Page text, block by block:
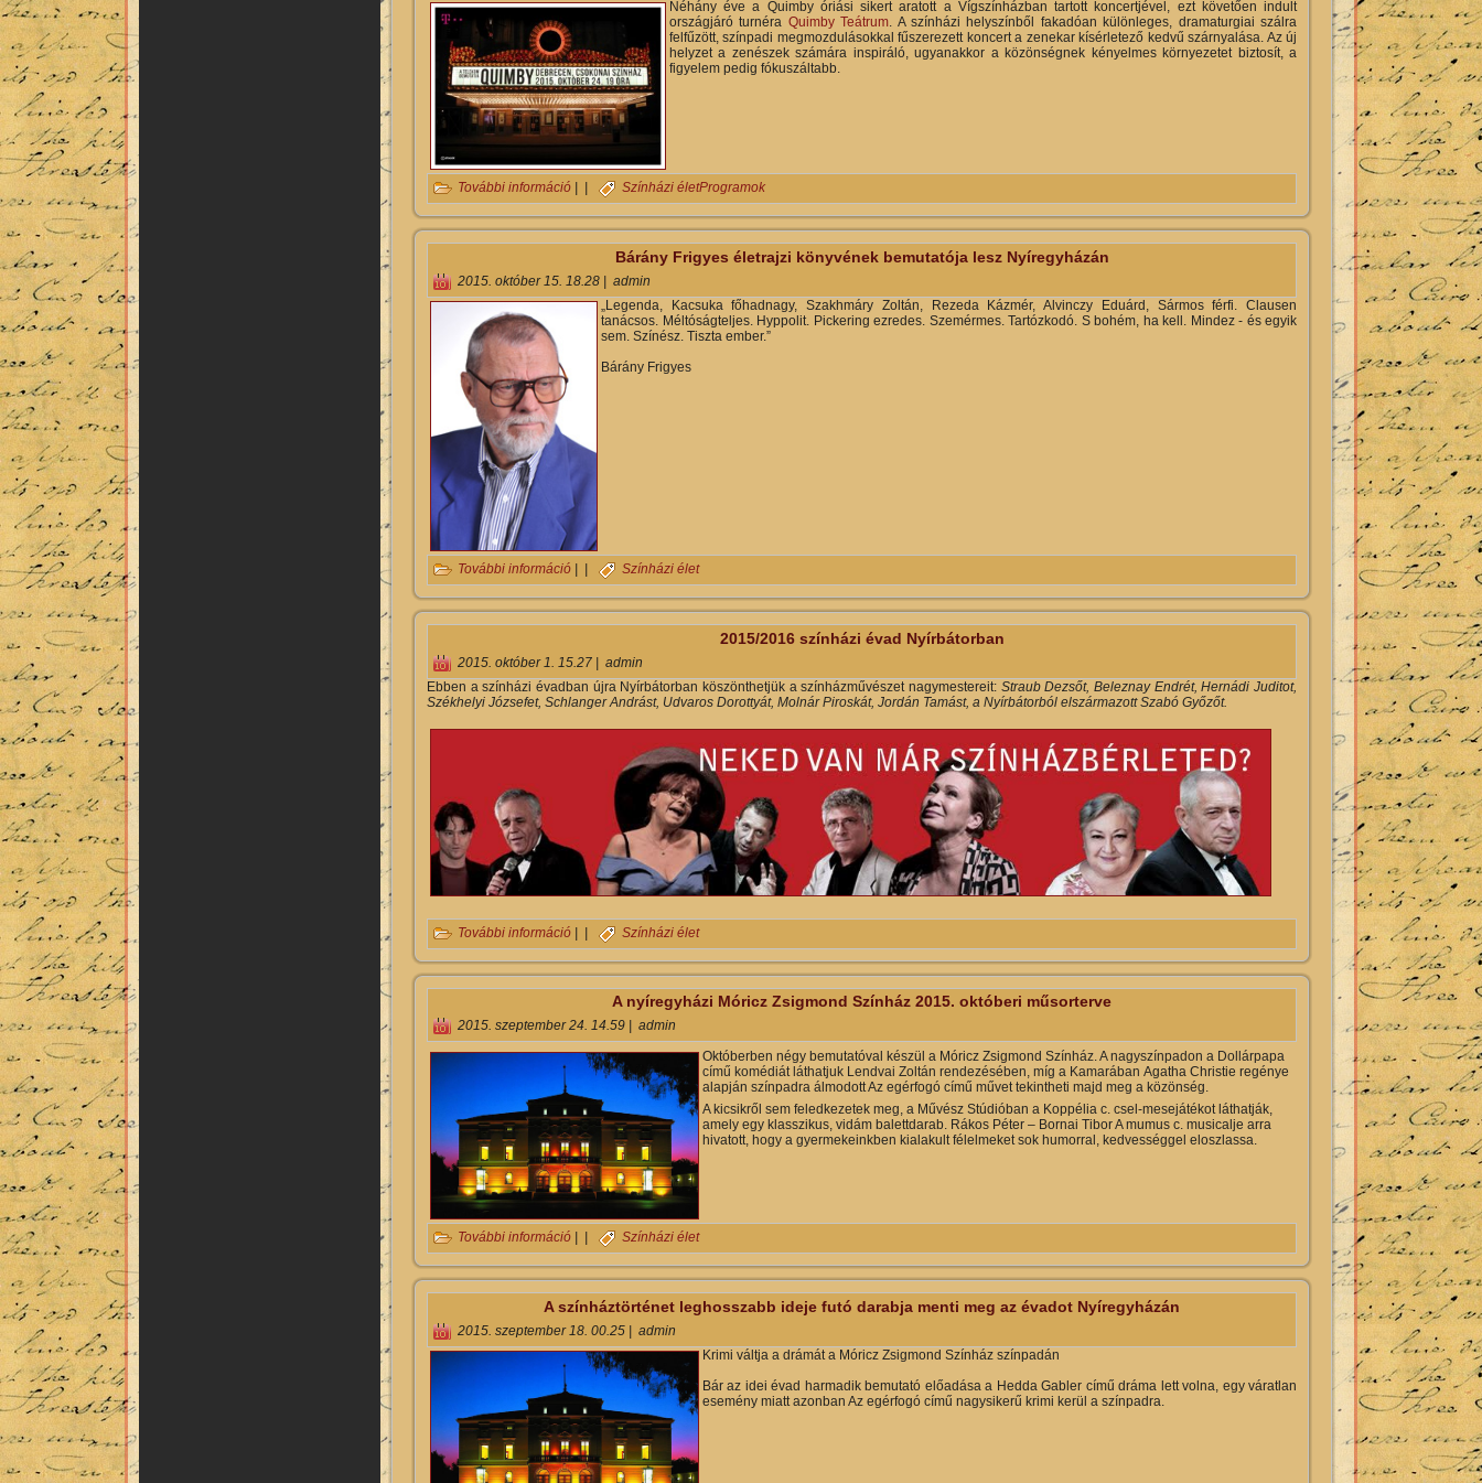
Néhány éve a Quimby óriási sikert aratott a Vígszínházban tartott koncertjével, ezt követően indult
országjáró turnéra Quimby Teátrum. A színházi helyszínből fakadóan különleges, dramaturgiai szálra
felfűzött, színpadi megmozdulásokkal fűszerezett koncert a zenekar kísérletező kedvű szárnyalása. Az új
helyzet a zenészek számára inspiráló, ugyanakkor a közönségnek kényelmes környezetet biztosít, a
figyelem pedig fókuszáltabb.
További információ Quimby Teátrum ismét Debrecenben tartalommal kapcsolatosan
Színházi életProgramok
Bárány Frigyes életrajzi könyvének bemutatója lesz Nyíregyházán
2015. október 15. 18.28
admin
„Legenda, Kacsuka főhadnagy, Szakhmáry Zoltán, Rezeda Kázmér, Alvinczy Eduárd, Sármos férfi. Clausen
tanácsos. Méltóságteljes. Hyppolit. Pickering ezredes. Szemérmes. Tartózkodó. S bohém, ha kell. Mindez - és egyik
sem. Színész. Tiszta ember.”
Bárány Frigyes
További információ Bárány Frigyes életrajzi könyvének bemutatója lesz Nyíregyházán tartalommal kapcsolatosan
Színházi élet
2015/2016 színházi évad Nyírbátorban
2015. október 1. 15.27 | admin
Ebben a színházi évadban újra Nyírbátorban köszönthetjük a színházművészet nagymestereit: Straub Dezsőt, Beleznay Endrét, Hernádi Juditot,
Székhelyi Józsefet, Schlanger Andrást, Udvaros Dorottyát, Molnár Piroskát, Jordán Tamást, a Nyírbátorból elszármazott Szabó Győzőt.
További információ 2015/2016 színházi évad Nyírbátorban tartalommal kapcsolatosan
| | Színházi élet
A nyíregyházi Móricz Zsigmond Színház 2015. októberi műsorterve
2015. szeptember 24. 14.59
admin
Októberben négy bemutatóval készül a Móricz Zsigmond Színház. A nagyszínpadon a Dollárpapa
című komédiát láthatjuk Lendvai Zoltán rendezésében, míg a Kamarában Agatha Christie regénye
alapján színpadra álmodott Az egérfogó című művet tekintheti majd meg a közönség.
A kicsikről sem feledkezetek meg, a Művész Stúdióban a Koppélia c. csel-mesejátékot láthatják,
amely egy klasszikus, vidám balettdarab. Rákos Péter – Bornai Tibor A mumus c. musicalje arra
hivatott, hogy a gyermekeinkben kialakult félelmeket sok humorral, kedvességgel eloszlassa.
További információ A nyíregyházi Móricz Zsigmond Színház 2015. októberi műsorterve tartalommal kapcsolatosan
Színházi élet
A színháztörténet leghosszabb ideje futó darabja menti meg az évadot Nyíregyházán
2015. szeptember 18. 00.25 | admin
Krimi váltja a drámát a Móricz Zsigmond Színház színpadán
Bár az idei évad harmadik bemutató előadása a Hedda Gabler című dráma lett volna, egy váratlan
esemény miatt azonban Az egérfogó című nagysikerű krimi kerül a színpadra.